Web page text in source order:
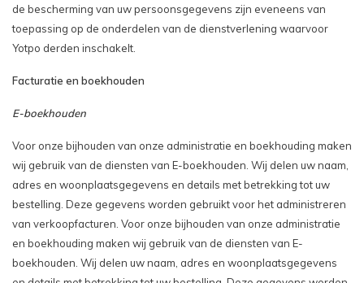
de bescherming van uw persoonsgegevens zijn eveneens van
toepassing op de onderdelen van de dienstverlening waarvoor
Yotpo derden inschakelt.
Facturatie en boekhouden
E-boekhouden
Voor onze bijhouden van onze administratie en boekhouding maken
wij gebruik van de diensten van E-boekhouden. Wij delen uw naam,
adres en woonplaatsgegevens en details met betrekking tot uw
bestelling. Deze gegevens worden gebruikt voor het administreren
van verkoopfacturen. Voor onze bijhouden van onze administratie
en boekhouding maken wij gebruik van de diensten van E-
boekhouden. Wij delen uw naam, adres en woonplaatsgegevens